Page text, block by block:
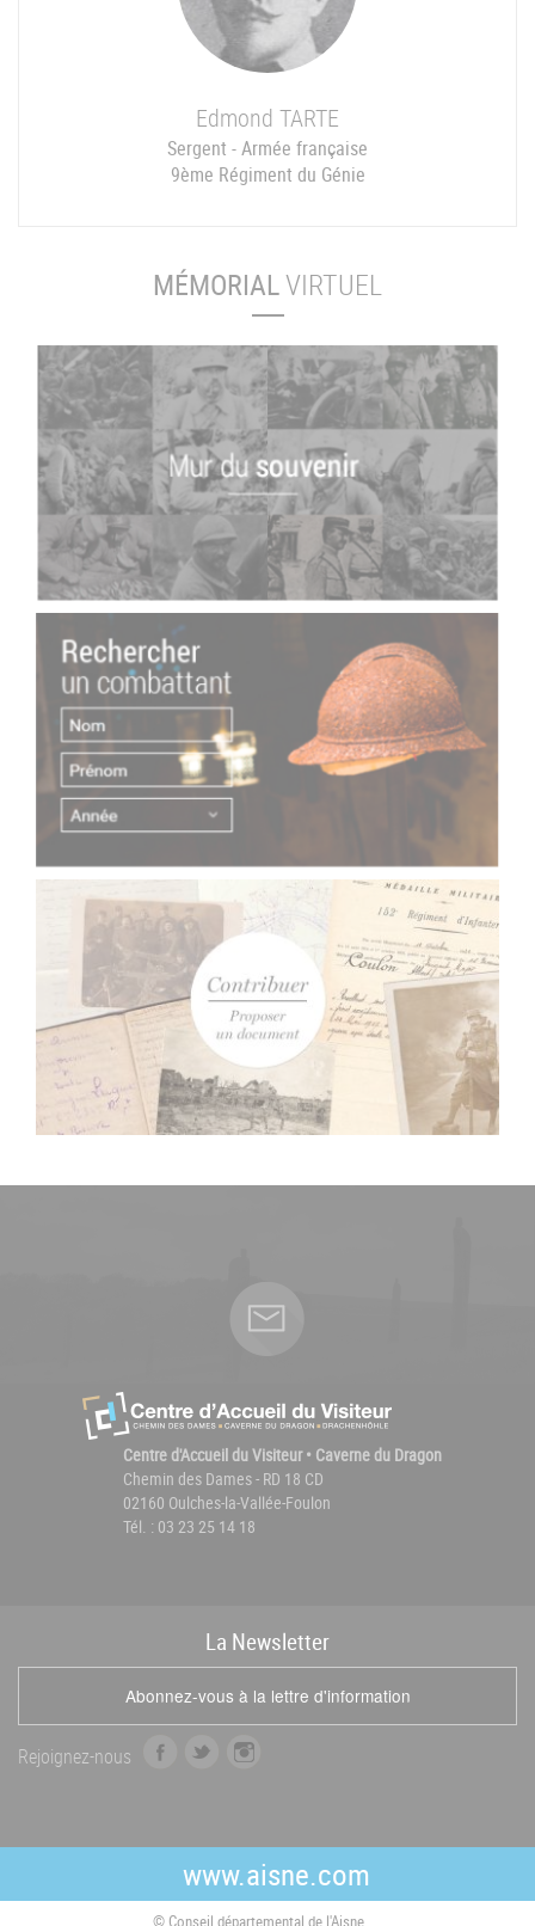
Edmond TARTE
Sergent - Armée française
9ème Régiment du Génie
MÉMORIALVIRTUEL
Centre d'Accueil du Visiteur • Caverne du Dragon
Chemin des Dames - RD 18 CD
02160 Oulches-la-Vallée-Foulon
Tél. : 03 23 25 14 18
La Newsletter
Abonnez-vous à la lettre d'information
Rejoignez-nous
b
o
t
e
r
a
g
r
www.aisne.com
© Conseil départemental de l'Aisne